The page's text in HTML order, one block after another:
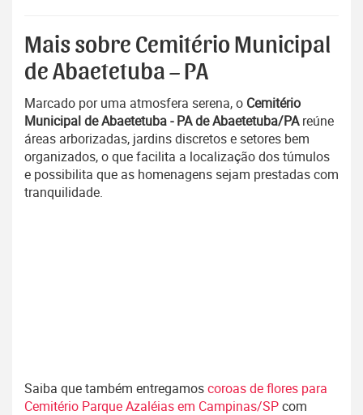
Mais sobre Cemitério Municipal
de Abaetetuba – PA
Marcado por uma atmosfera serena, o Cemitério
Municipal de Abaetetuba - PA de Abaetetuba/PAreúne
áreas arborizadas, jardins discretos e setores bem
organizados, o que facilita a localização dos túmulos
e possibilita que as homenagens sejam prestadas com
tranquilidade.
Saiba que também entregamoscoroas de flores para
Cemitério Parque Azaléias em Campinas/SPcom